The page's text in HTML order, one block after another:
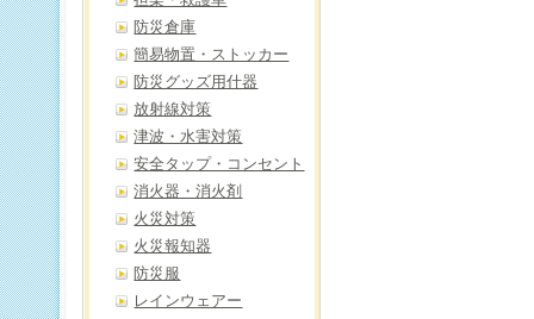
防災倉庫
簡易物置・ストッカー
防災グッズ用什器
放射線対策
津波・水害対策
安全タップ・コンセント
消火器・消火剤
火災対策
火災報知器
防災服
レインウェアー